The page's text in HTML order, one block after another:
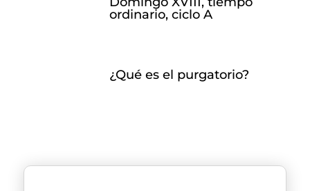
ordinario, ciclo A
¿Qué es el purgatorio?